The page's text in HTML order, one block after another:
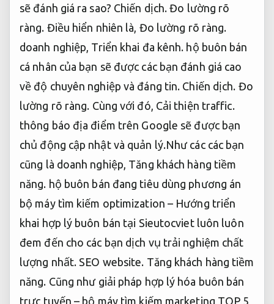
sẽ đánh giá ra sao? Chiến dịch. Đo lường rõ
ràng. Điều hiển nhiên là, Đo lường rõ ràng.
doanh nghiệp, Triển khai đa kênh. hộ buôn bán
cá nhân của bạn sẽ được các bạn đánh giá cao
về độ chuyên nghiệp và đáng tin. Chiến dịch. Đo
lường rõ ràng. Cùng với đó, Cải thiện traffic.
thông báo địa điểm trên Google sẽ được bạn
chủ động cập nhật và quản lý.Như các các bạn
cũng là doanh nghiệp, Tăng khách hàng tiềm
năng. hộ buôn bán đang tiêu dùng phương án
bộ máy tìm kiếm optimization – Hướng triển
khai hợp lý buôn bán tại Sieutocviet luôn luôn
đem đến cho các bạn dịch vụ trải nghiệm chất
lượng nhất. SEO website. Tăng khách hàng tiềm
năng. Cũng như giải pháp hợp lý hóa buôn bán
trực tuyến – bộ máy tìm kiếm marketing TOP 5